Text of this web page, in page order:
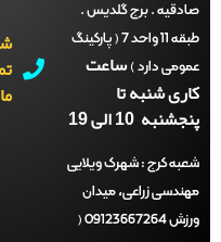
. برج گلدیس .
طبقه 11 واحد 7 ( پارکینگ
دارد )ساعت
شنبه تا
10 الی 19
کرج :شهرک ویلایی
زراعی، میدان
ورزش 09123667264 (
شماره
تماس